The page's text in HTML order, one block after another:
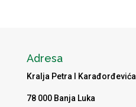
Adresa
Kralja Petra I Karađorđevića
78 000 Banja Luka